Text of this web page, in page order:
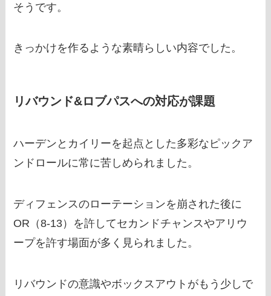
そうです。
きっかけを作るような素晴らしい内容でした。
リバウンド&ロブパスへの対応が課題
ハーデンとカイリーを起点とした多彩なピックア
ンドロールに常に苦しめられました。
ディフェンスのローテーションを崩された後に
OR（8-13）を許してセカンドチャンスやアリウ
ープを許す場面が多く見られました。
リバウンドの意識やボックスアウトがもう少しで